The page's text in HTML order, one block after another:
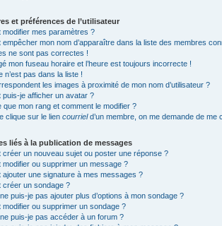
et préférences de l’utilisateur
modifier mes paramètres ?
empêcher mon nom d’apparaître dans la liste des membres
ne sont pas correctes !
mon fuseau horaire et l’heure est toujours incorrecte !
n’est pas dans la liste !
les images à proximité de mon nom d’utilisateur ?
puis-je afficher un avatar ?
que mon rang et comment le modifier ?
clique sur le lien courrield’un membre, on me demande de me
liés à la publication de messages
créer un nouveau sujet ou poster une réponse ?
modifier ou supprimer un message ?
ajouter une signature à mes messages ?
créer un sondage ?
puis-je pas ajouter plus d’options à mon sondage ?
modifier ou supprimer un sondage ?
puis-je pas accéder à un forum ?